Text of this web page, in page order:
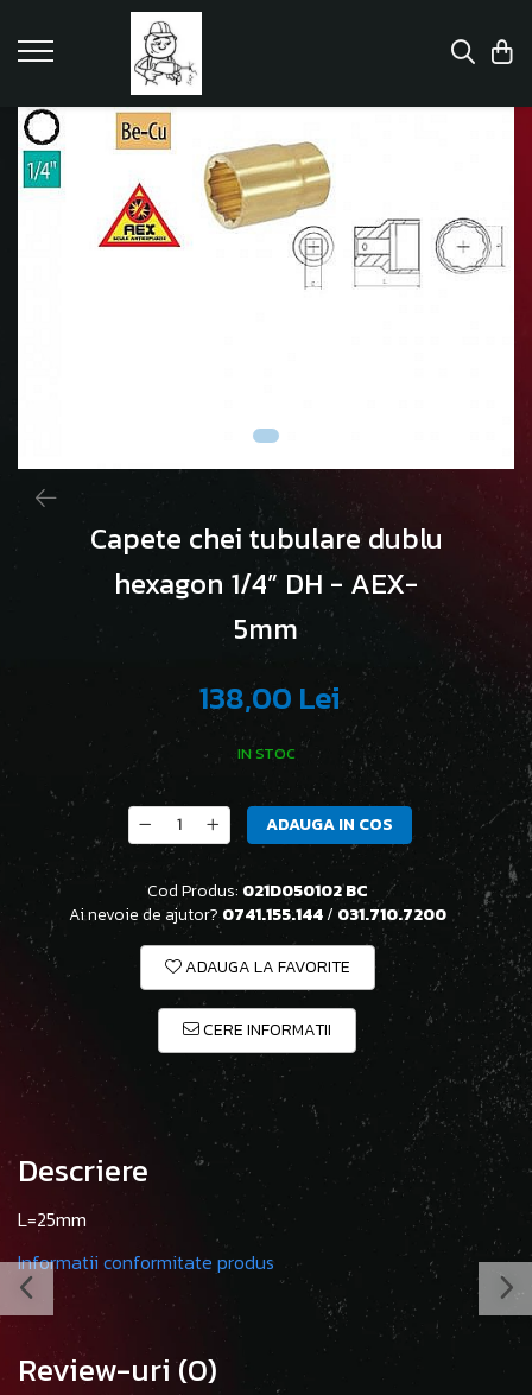
Capete chei tubulare dublu
hexagon 1/4” DH - AEX-
5mm
138,00 Lei
IN STOC
ADAUGA IN COS
Cod Produs:021D050102 BC
Ai nevoie de ajutor? 0741.155.144/ 031.710.7200
ADAUGA LA FAVORITE
CERE INFORMATII
Descriere
L=25mm
Informatii conformitate produs
Review-uri(0)